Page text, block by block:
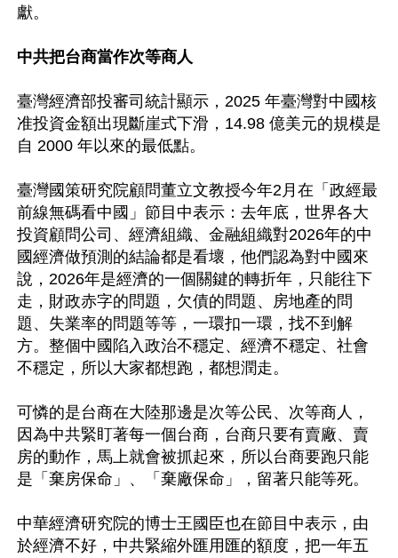
獻。
中共把台商當作次等商人
臺灣經濟部投審司統計顯示，2025 年臺灣對中國核
准投資金額出現斷崖式下滑，14.98 億美元的規模是
自 2000 年以來的最低點。
臺灣國策研究院顧問董立文教授今年2月在「政經最
前線無碼看中國」節目中表示：去年底，世界各大
投資顧問公司、經濟組織、金融組織對2026年的中
國經濟做預測的結論都是看壞，他們認為對中國來
說，2026年是經濟的一個關鍵的轉折年，只能往下
走，財政赤字的問題，欠債的問題、房地產的問
題、失業率的問題等等，一環扣一環，找不到解
方。整個中國陷入政治不穩定、經濟不穩定、社會
不穩定，所以大家都想跑，都想潤走。
可憐的是台商在大陸那邊是次等公民、次等商人，
因為中共緊盯著每一個台商，台商只要有賣廠、賣
房的動作，馬上就會被抓起來，所以台商要跑只能
是「棄房保命」、「棄廠保命」，留著只能等死。
中華經濟研究院的博士王國臣也在節目中表示，由
於經濟不好，中共緊縮外匯用匯的額度，把一年五